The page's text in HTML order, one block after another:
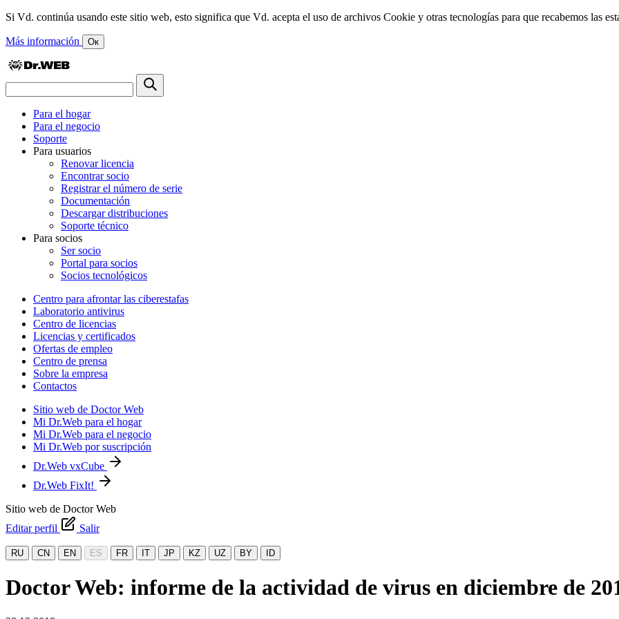
Si Vd. continúa usando este sitio web, esto significa que Vd. acepta el uso de archivos Cookie y otras tecnologías para que recabemos las
Más información Ок
Para el hogar
Para el negocio
Soporte
Para usuarios
Renovar licencia
Encontrar socio
Registrar el número de serie
Documentación
Descargar distribuciones
Soporte técnico
Para socios
Ser socio
Portal para socios
Socios tecnológicos
Centro para afrontar las ciberestafas
Laboratorio antivirus
Centro de licencias
Licencias y certificados
Ofertas de empleo
Centro de prensa
Sobre la empresa
Contactos
Sitio web de Doctor Web
Mi Dr.Web para el hogar
Mi Dr.Web para el negocio
Mi Dr.Web por suscripción
Dr.Web vxCube
Dr.Web FixIt!
Sitio web de Doctor Web
Editar perfil
Salir
RU CN EN ES FR IT JP KZ UZ BY ID
Doctor Web: informe de la actividad de virus en diciembre de